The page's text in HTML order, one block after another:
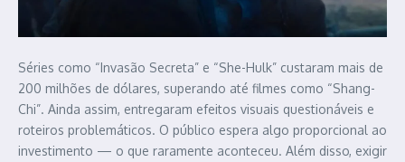
Séries como “Invasão Secreta” e “She-Hulk” custaram mais de
200 milhões de dólares, superando até filmes como “Shang-
Chi”. Ainda assim, entregaram efeitos visuais questionáveis e
roteiros problemáticos. O público espera algo proporcional ao
investimento — o que raramente aconteceu. Além disso, exigir